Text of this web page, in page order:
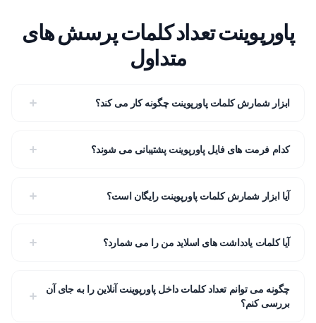
پاورپوینت تعداد کلمات پرسش های
متداول
ابزار شمارش کلمات پاورپوینت چگونه کار می کند؟
کدام فرمت های فایل پاورپوینت پشتیبانی می شوند؟
آیا ابزار شمارش کلمات پاورپوینت رایگان است؟
آیا کلمات یادداشت های اسلاید من را می شمارد؟
چگونه می توانم تعداد کلمات داخل پاورپوینت آنلاین را به جای آن
بررسی کنم؟